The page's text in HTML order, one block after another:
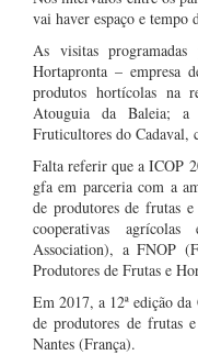
vai haver espaço e tempo
As visitas
Hortapronta – empresa
produtos hortícolas na
Atouguia da Baleia;
Fruticultores do Cadaval,
Falta referir que a ICOP
gfa em parceria com a
de produtores de frutas
cooperativas
Association), a FNOP
Produtores de Frutas e
Em 2017, a 12ª edição da
de produtores de frutas
Nantes (França).